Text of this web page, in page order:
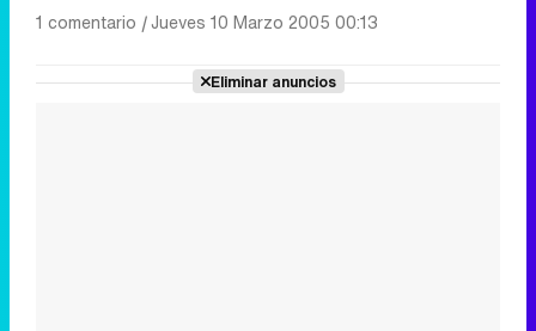
1 comentario |Jueves 10 Marzo 2005 00:13
Eliminar anuncios